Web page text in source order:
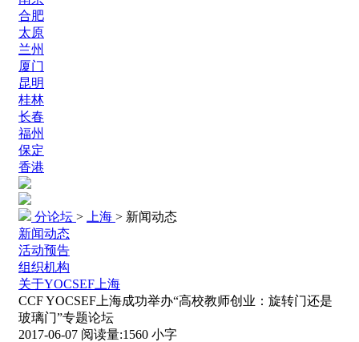
合肥
太原
兰州
厦门
昆明
桂林
长春
福州
保定
香港
分论坛 > 上海 > 新闻动态
新闻动态
活动预告
组织机构
关于YOCSEF上海
CCF YOCSEF上海成功举办“高校教师创业：旋转门还是
玻璃门”专题论坛
2017-06-07 阅读量:1560 小字